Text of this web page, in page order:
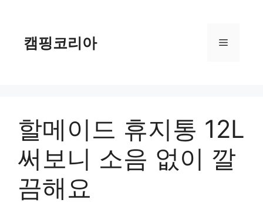
캠핑코리아 메
할메이드 휴지통 12L
써보니 소음 없이 깔
끔해요